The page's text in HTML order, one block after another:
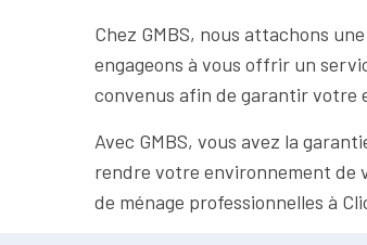
Chez GMBS, nous attachons
engageons à vous offrir un
convenus afin de garantir votre
Avec GMBS, vous avez la
rendre votre environnement de
de ménage professionnelles à